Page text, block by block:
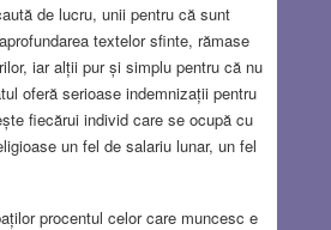
de lucru, unii pentru că sunt
textelor sfinte, rămase
iar alții pur și simplu pentru că nu
oferă serioase indemnizații pentru
fiecărui individ care se ocupă cu
un fel de salariu lunar, un fel
procentul celor care muncesc e